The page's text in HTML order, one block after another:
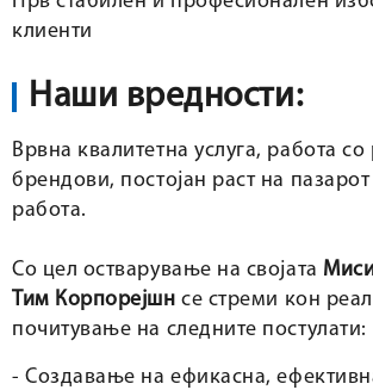
клиенти
Наши вредности:
Врвна квалитетна услуга, работа
брендови, постојан раст на
работа.
Со цел остварување на својата
Тим Корпорејшн се стреми кон
почитување на следните постулати:
- Создавање на ефикасна,